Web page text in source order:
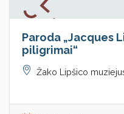
Paroda „Jacques
piligrimai“
Žako Lipšico